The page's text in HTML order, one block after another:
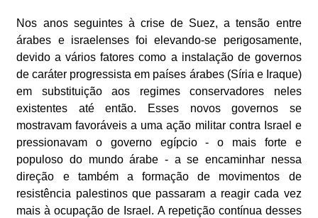
Nos anos seguintes à crise de Suez, a tensão entre
árabes e israelenses foi elevando-se perigosamente,
devido a vários fatores como a instalação de governos
de caráter progressista em países árabes (Síria e Iraque)
em substituição aos regimes conservadores neles
existentes até então. Esses novos governos se
mostravam favoráveis a uma ação militar contra Israel e
pressionavam o governo egípcio - o mais forte e
populoso do mundo árabe - a se encaminhar nessa
direção e também a formação de movimentos de
resistência palestinos que passaram a reagir cada vez
mais à ocupação de Israel. A repetição contínua desses